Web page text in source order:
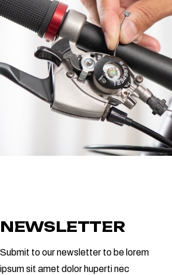
NEWSLETTER
Submit to our newsletter to be lorem
ipsum sit amet dolor huperti nec